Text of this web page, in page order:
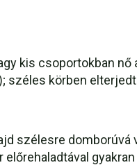
kis csoportokban
széles körben
szélesre
előrehaladtával